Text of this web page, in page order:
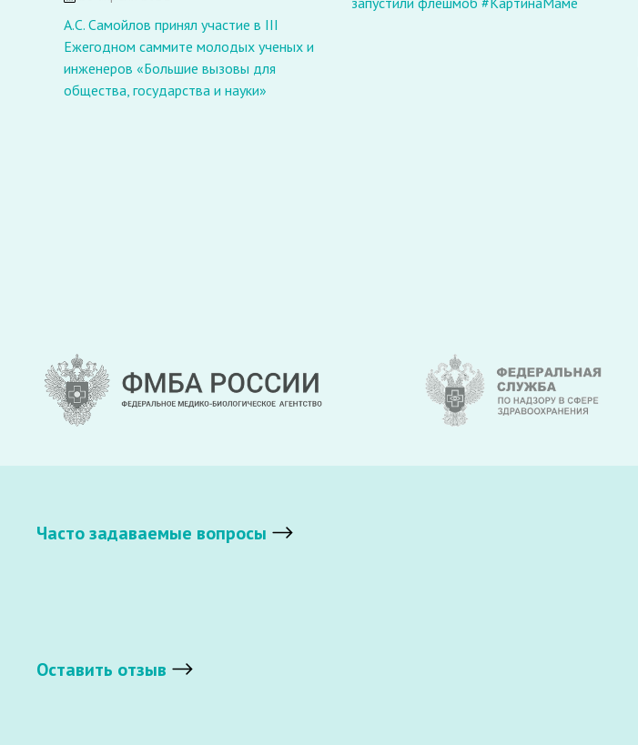
А.С. Самойлов принял участие в III
Ежегодном саммите молодых ученых и
инженеров «Большие вызовы для
общества, государства и науки»
Часто задаваемые вопросы
Оставить отзыв